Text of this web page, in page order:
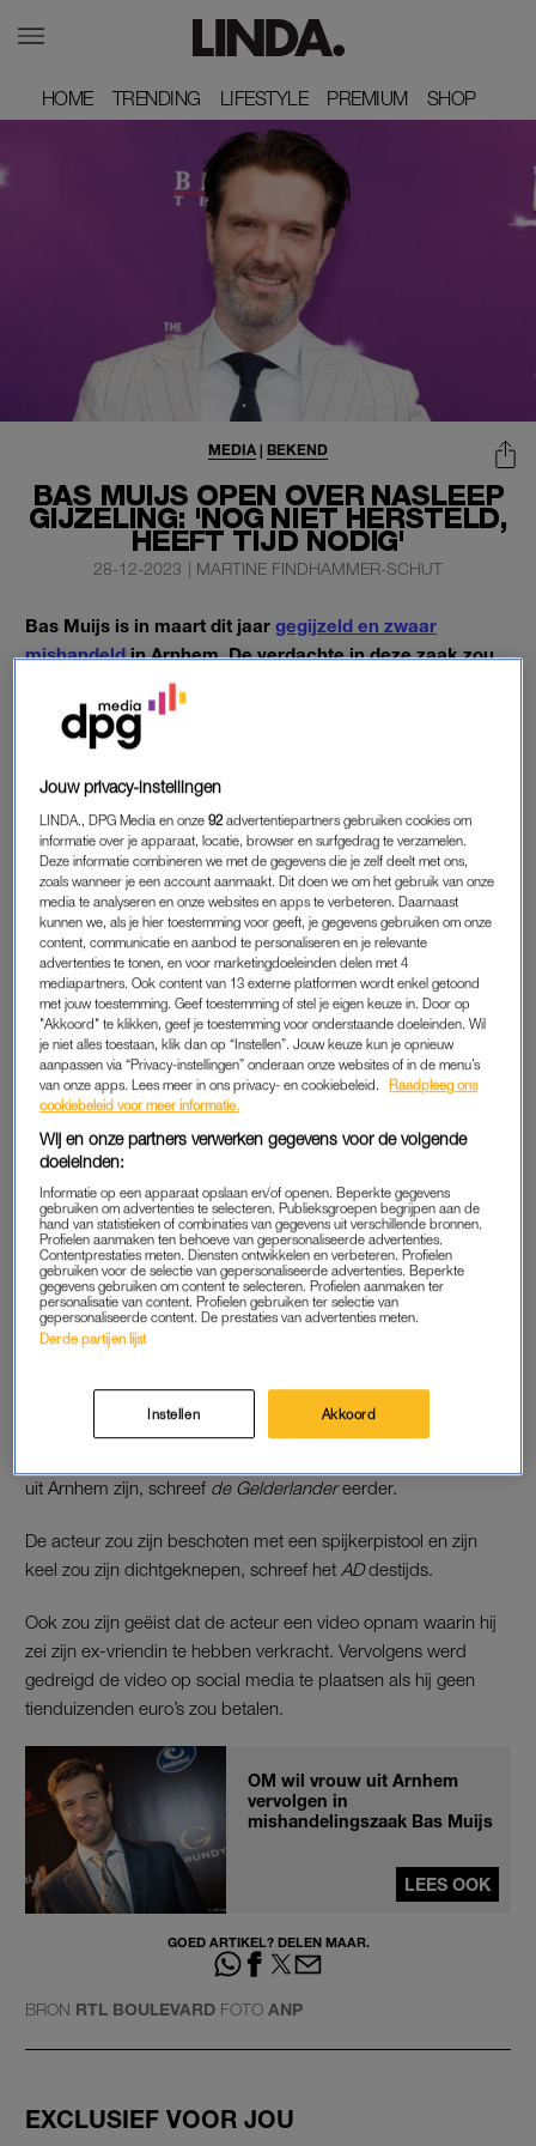
HOME
HOME TRENDING
TRENDING LIFESTYLE
LIFESTYLE PREMIUM
PREMIUM SHOP
SHOP
BAS MUIJS OPEN OVER NASLEEP
GIJZELING: 'NOG NIET HERSTELD,
HEEFT TIJD NODIG'
MEDIA | BEKEND
28-12-2023 | MARTINE FINDHAMMER-SCHUT
Bas Muijs is in maart dit jaar gegijzeld en zwaar
mishandeldin Arnhem. De verdachte in deze zaak zou
de partner van zijn ex-vriendin zijn.
De acteur vertelt hoe het nu met hem gaat.
BAS MUIJS MISHANDELD
Het gaat naar omstandigheden goed, laat de acteur woensdag
weten aanRTL Boulevard. Muijs werd in maart onder valse
voorwendselen naar Arnhem gelokt, waarna hij door iemand
werd mishandeld, zei zijn advocaat eerder tegen de website.
Tekst gaat verder onder video.
“Het gaat naar omstandigheden goed. We zijn heel blij dat we
de kerst met elkaar kunnen doorbrengen.” Wel heeft het hem
“iets veranderd”, vervolgt hij, maar het leven gaat door. Dat
betekent dat hij zijn leven weer moet oppakken, zegt Muijs.
“Maar dat is niet altijd makkelijk.”
Nog niet alles is hersteld, laat hij weten, zonder in te gaan op
de details. “Maar je probeert mentaal wel weer helemaal te
herstellen. Dat heeft tijd nodig.”
SPIJKERPISTOOL
uit Arnhem zijn, schreef de Gelderlandereerder.
De acteur zou zijn beschoten met een spijkerpistool en zijn
keel zou zijn dichtgeknepen, schreef het ADdestijds.
Ook zou zijn geëist dat de acteur een video opnam waarin hij
zei zijn ex-vriendin te hebben verkracht. Vervolgens werd
gedreigd de video op social media te plaatsen als hij geen
tienduizenden euro’s zou betalen.
OM wil vrouw uit Arnhem
vervolgen in
mishandelingszaak Bas Muijs
LEES OOK
GOED ARTIKEL? DELEN MAAR.
BRON RTL BOULEVARD FOTO ANP
EXCLUSIEF VOOR JOU
Jouw privacy-instellingen
LINDA., DPG Media en onze92 advertentiepartners gebruiken cookies om
informatie over je apparaat, locatie, browser en surfgedrag te verzamelen.
Deze informatie combineren we met de gegevens die je zelf deelt met ons,
zoals wanneer je een account aanmaakt. Dit doen we om het gebruik van onze
media te analyseren en onze websites en apps te verbeteren. Daarnaast
kunnen we, als je hier toestemming voor geeft, je gegevens gebruiken om onze
content, communicatie en aanbod te personaliseren en je relevante
advertenties te tonen, en voor marketingdoeleinden delen met 4
mediapartners. Ook content van 13 externe platformen wordt enkel getoond
met jouw toestemming. Geef toestemming of stel je eigen keuze in. Door op
"Akkoord" te klikken, geef je toestemming voor onderstaande doeleinden. Wil
je niet alles toestaan, klik dan op “Instellen”. Jouw keuze kun je opnieuw
aanpassen via “Privacy-instellingen” onderaan onze websites of in de menu’s
van onze apps. Lees meer in ons privacy- en cookiebeleid.
Raadpleeg ons
cookiebeleid voor meer informatie.
Wij en onze partners verwerken gegevens voor de volgende
doeleinden:
Informatie op een apparaat opslaan en/of openen. Beperkte gegevens
gebruiken om advertenties te selecteren. Publieksgroepen begrijpen aan de
hand van statistieken of combinaties van gegevens uit verschillende bronnen.
Profielen aanmaken ten behoeve van gepersonaliseerde advertenties.
Contentprestaties meten. Diensten ontwikkelen en verbeteren. Profielen
gebruiken voor de selectie van gepersonaliseerde advertenties. Beperkte
gegevens gebruiken om content te selecteren. Profielen aanmaken ter
personalisatie van content. Profielen gebruiken ter selectie van
gepersonaliseerde content. De prestaties van advertenties meten.
Derde partijen lijst
Instellen Akkoord